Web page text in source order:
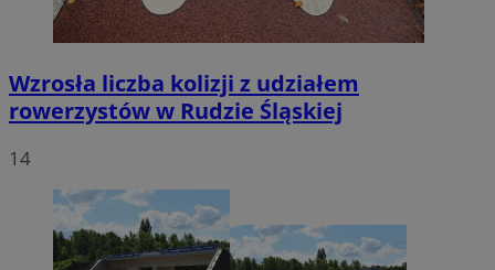
Wzrosła liczba kolizji z udziałem
rowerzystów w Rudzie Śląskiej
14